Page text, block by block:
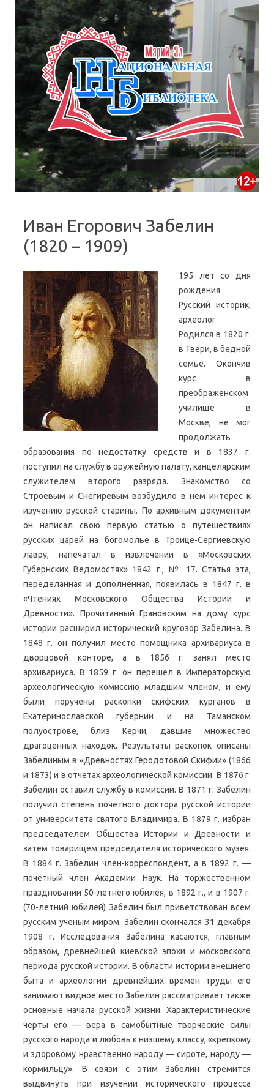
Иван Егорович Забелин
(1820 – 1909)
195 лет со дня
рождения
Русский историк,
археолог
Родился в 1820 г.
в Твери, в бедной
семье. Окончив
курс в
преображенском
училище в
Москве, не мог
продолжать
образования по недостатку средств и в 1837 г.
поступил на службу в оружейную палату, канцелярским
служителем второго разряда. Знакомство со
Строевым и Снегиревым возбудило в нем интерес к
изучению русской старины. По архивным документам
он написал свою первую статью о путешествиях
русских царей на богомолье в Троице-Сергиевскую
лавру, напечатал в извлечении в «Московских
Губернских Ведомостях» 1842 г., № 17. Статья эта,
переделанная и дополненная, появилась в 1847 г. в
«Чтениях Московского Общества Истории и
Древности». Прочитанный Грановским на дому курс
истории расширил исторический кругозор Забелина. В
1848 г. он получил место помощника архивариуса в
дворцовой конторе, а в 1856 г. занял место
архивариуса. В 1859 г. он перешел в Императорскую
археологическую комиссию младшим членом, и ему
были поручены раскопки скифских курганов в
Екатеринославской губернии и на Таманском
полуострове, близ Керчи, давшие множество
драгоценных находок. Результаты раскопок описаны
Забелиным в «Древностях Геродотовой Скифии» (1866
и 1873) и в отчетах археологической комиссии. В 1876 г.
Забелин оставил службу в комиссии. В 1871 г. Забелин
получил степень почетного доктора русской истории
от университета святого Владимира. В 1879 г. избран
председателем Общества Истории и Древности и
затем товарищем председателя исторического музея.
В 1884 г. Забелин член-корреспондент, а в 1892 г. —
почетный член Академии Наук. На торжественном
праздновании 50-летнего юбилея, в 1892 г., и в 1907 г.
(70-летний юбилей) Забелин был приветствован всем
русским ученым миром. Забелин скончался 31 декабря
1908 г. Исследования Забелина касаются, главным
образом, древнейшей киевской эпохи и московского
периода русской истории. В области истории внешнего
быта и археологии древнейших времен труды его
занимают видное место Забелин рассматривает также
основные начала русской жизни. Характеристические
черты его — вера в самобытные творческие силы
русского народа и любовь к низшему классу, «крепкому
и здоровому нравственно народу — сироте, народу —
кормильцу». В связи с этим Забелин стремится
выдвинуть при изучении исторического процесса